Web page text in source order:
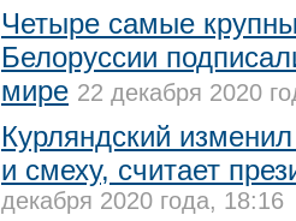
Четыре самые
Белоруссии
мире 22 декабря 2020
Курляндский
и смеху, считает
декабря 2020 года, 18:16